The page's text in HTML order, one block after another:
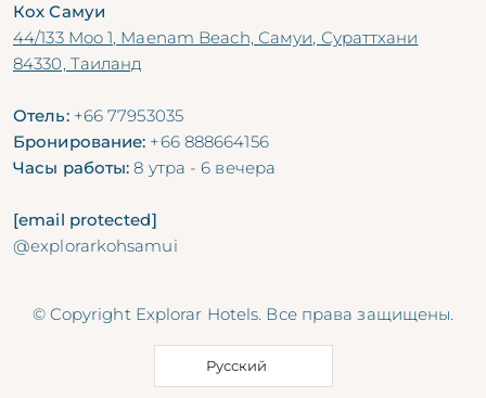
Кох Самуи
44/133 Moo 1, Maenam Beach, Самуи, Сураттхани
84330, Таиланд
Отель: +66 77953035
Бронирование: +66 888664156
Часы работы: 8 утра - 6 вечера
[email protected]
@explorarkohsamui
© Copyright Explorar Hotels. Все права защищены.
Русский